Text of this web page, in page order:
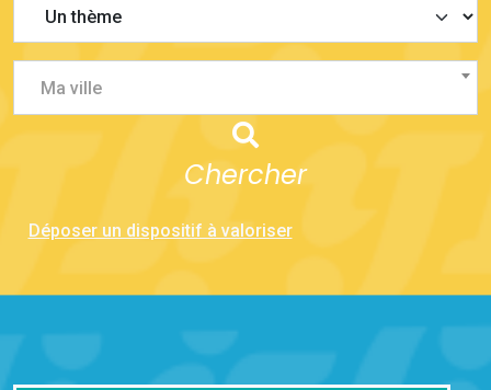
Ma ville
Chercher
Déposer un dispositif à valoriser